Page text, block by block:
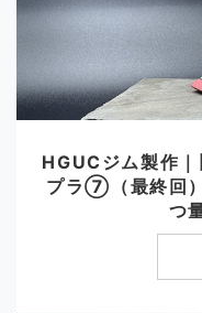
動
HGUCジム製作
プラ⑦（最終回
つ